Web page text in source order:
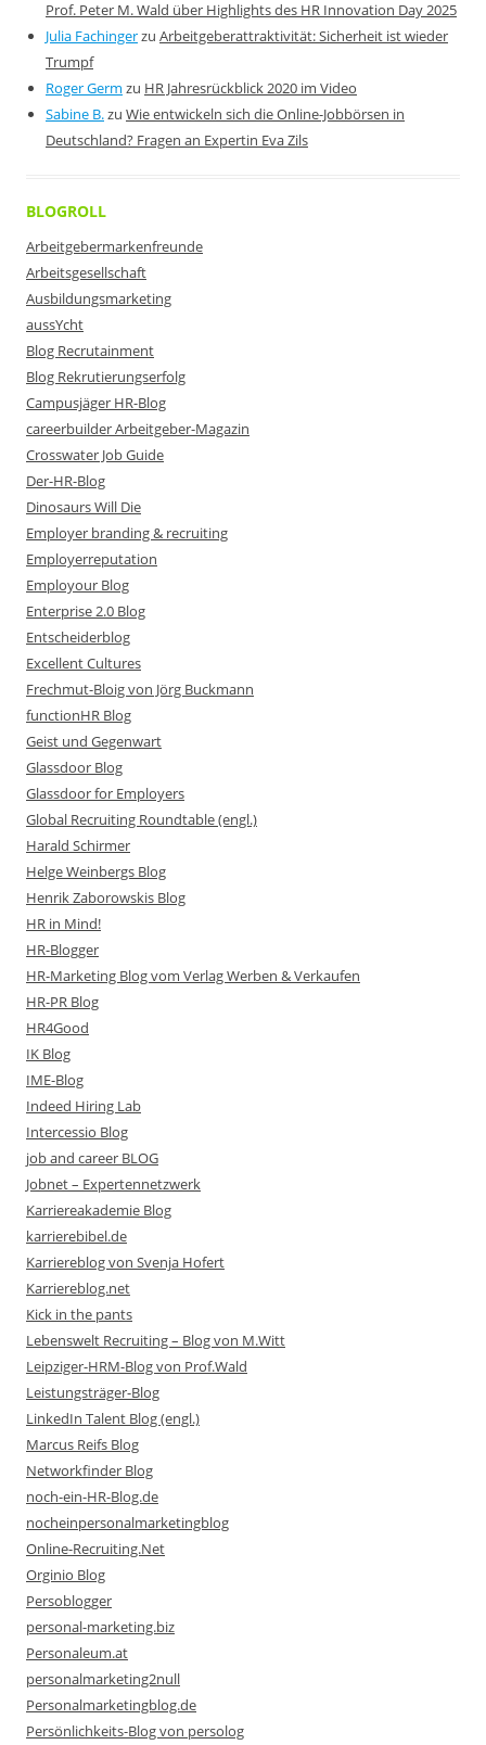
Prof. Peter M. Wald über Highlights des HR Innovation Day 2025
Julia Fachingerzu Arbeitgeberattraktivität: Sicherheit ist wieder
Trumpf
Roger Germ zu HR Jahresrückblick 2020 im Video
Sabine B.zu Wie entwickeln sich die Online-Jobbörsen in
Deutschland? Fragen an Expertin Eva Zils
BLOGROLL
Arbeitgebermarkenfreunde
Arbeitsgesellschaft
Ausbildungsmarketing
aussYcht
Blog Recrutainment
Blog Rekrutierungserfolg
Campusjäger HR-Blog
careerbuilder Arbeitgeber-Magazin
Crosswater Job Guide
Der-HR-Blog
Dinosaurs Will Die
Employer branding & recruiting
Employerreputation
Employour Blog
Enterprise 2.0 Blog
Entscheiderblog
Excellent Cultures
Frechmut-Bloig von Jörg Buckmann
functionHR Blog
Geist und Gegenwart
Glassdoor Blog
Glassdoor for Employers
Global Recruiting Roundtable (engl.)
Harald Schirmer
Helge Weinbergs Blog
Henrik Zaborowskis Blog
HR in Mind!
HR-Blogger
HR-Marketing Blog vom Verlag Werben & Verkaufen
HR-PR Blog
HR4Good
IK Blog
IME-Blog
Indeed Hiring Lab
Intercessio Blog
job and career BLOG
Jobnet – Expertennetzwerk
Karriereakademie Blog
karrierebibel.de
Karriereblog von Svenja Hofert
Karriereblog.net
Kick in the pants
Lebenswelt Recruiting – Blog von M.Witt
Leipziger-HRM-Blog von Prof.Wald
Leistungsträger-Blog
LinkedIn Talent Blog (engl.)
Marcus Reifs Blog
Networkfinder Blog
noch-ein-HR-Blog.de
nocheinpersonalmarketingblog
Online-Recruiting.Net
Orginio Blog
Persoblogger
personal-marketing.biz
Personaleum.at
personalmarketing2null
Personalmarketingblog.de
Persönlichkeits-Blog von persolog